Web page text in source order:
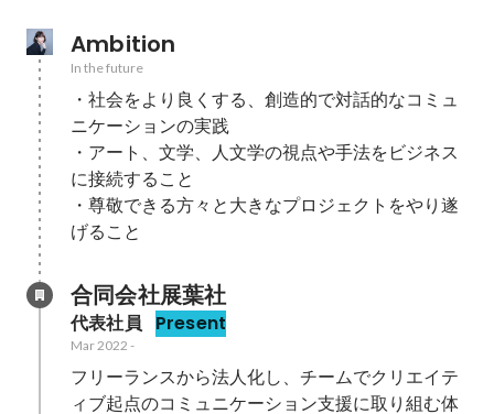
Ambition
In the future
・社会をより良くする、創造的で対話的なコミュ
ニケーションの実践
・アート、文学、人文学の視点や手法をビジネス
に接続すること
・尊敬できる方々と大きなプロジェクトをやり遂
げること
合同会社展葉社
代表社員 Present
Mar 2022 -
フリーランスから法人化し、チームでクリエイテ
ィブ起点のコミュニケーション支援に取り組む体